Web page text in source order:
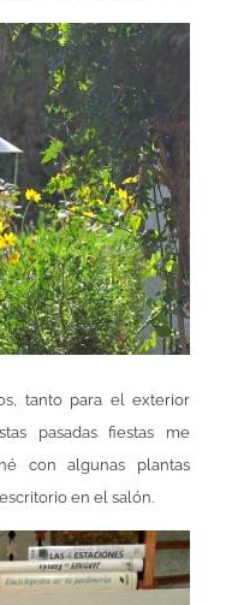
tanto para el exterior
pasadas fiestas me
con algunas plantas
en el salón.